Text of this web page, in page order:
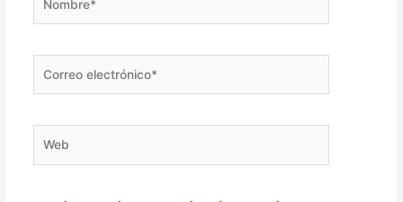
electrónico*